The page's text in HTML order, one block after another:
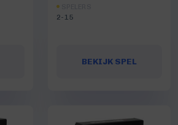
2-15
BEKIJK SPEL